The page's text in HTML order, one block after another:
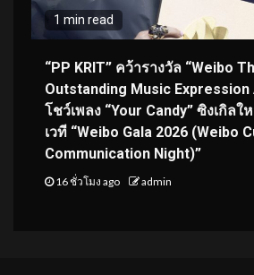
1 min read
“PP KRIT” คว้ารางวัล “Weibo
Outstanding Music
โชว์เพลง “Your Candy” ซิงเกิล
เวที “Weibo Gala 2026 (Weibo
Communication Night)”
16 ชั่วโมง ago admin